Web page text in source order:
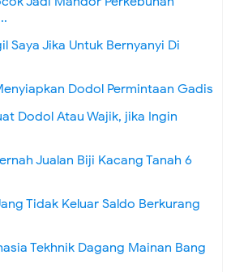
Saya Jika Untuk Bernyanyi Di
Dodol Permintaan Gadis
Dodol Atau Wajik, jika Ingin
Jualan Biji Kacang Tanah 6
Tidak Keluar Saldo Berkurang
Tekhnik Dagang Mainan Bang